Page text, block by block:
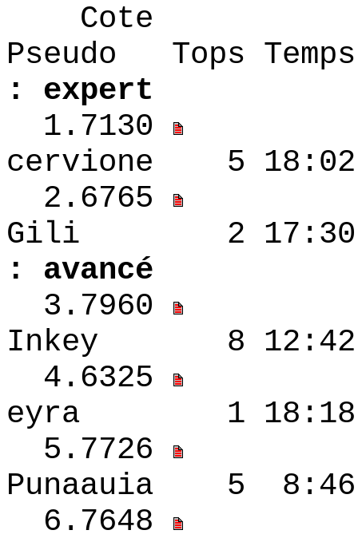
Cote
Pseudo Tops
: expert
1.7130
cervione 5
2.6765
Gili 2
: avancé
3.7960
Inkey 8 12:42
4.6325
eyra 1 18:18
5.7726
Punaauia 5
6.7648